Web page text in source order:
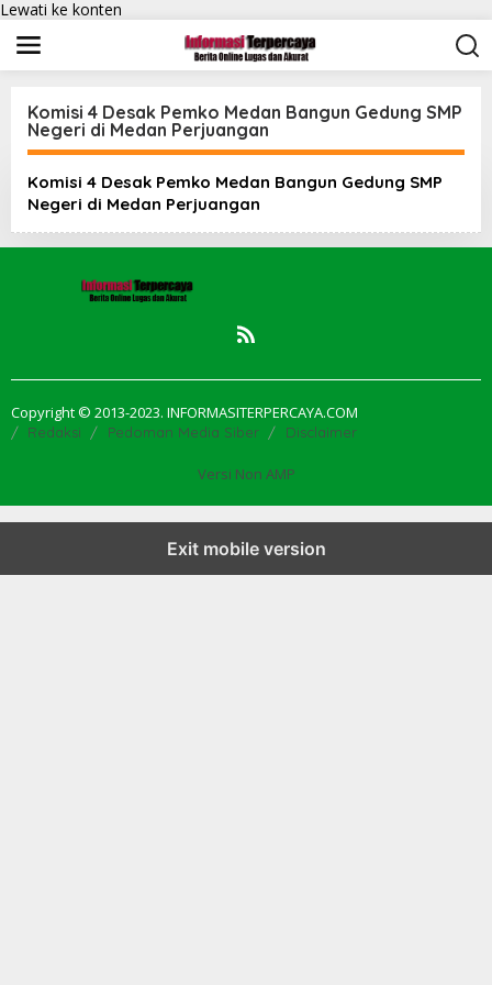
Lewati ke konten
Komisi 4 Desak Pemko Medan Bangun Gedung SMP
Negeri di Medan Perjuangan
Komisi 4 Desak Pemko Medan Bangun Gedung SMP
Negeri di Medan Perjuangan
Copyright © 2013-2023. INFORMASITERPERCAYA.COM
Redaksi Pedoman Media Siber Disclaimer
Versi Non AMP
Exit mobile version